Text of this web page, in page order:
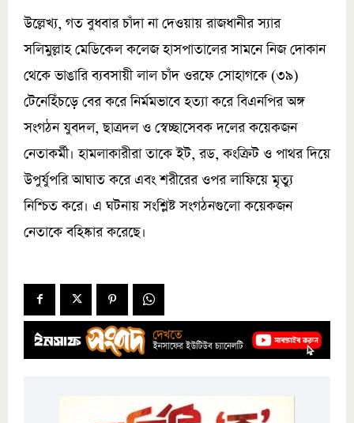
উল্লেখ্য, গত বুধবার চাঁদা না দেওয়ায় রাজধানীর স্যার
সলিমুল্লাহ মেডিকেল কলেজ হাসপাতালের সামনে নিজ দোকান
থেকে ভাঙারি ব্যবসায়ী লাল চাঁদ ওরফে সোহাগকে (৩৯)
টেনেহিঁচড়ে বের করে নির্মমভাবে হত্যা করে বিএনপির অঙ্গ
সংগঠন যুবদল, ছাত্রদল ও স্বেচ্ছাসেবক দলের কয়েকজন
নেতাকর্মী। হামলাকারীরা তাকে ইট, রড, কংক্রিট ও পাথর দিয়ে
উপুর্যুপরি আঘাত করে এবং শরীরের ওপর লাফিয়ে মৃত্যু
নিশ্চিত করে। এ ঘটনায় সংশ্লিষ্ট সংগঠনগুলো কয়েকজন
নেতাকে বহিষ্কার করেছে।